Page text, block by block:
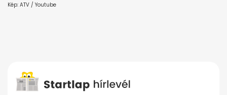
Kép: ATV / Youtube